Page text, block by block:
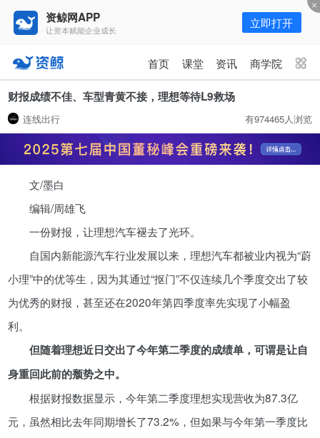
资鲸网APP
让资本赋能企业成长 立即打开
首页 课堂 资讯 商学院
资讯 课堂 直播 商学院
报告 行业峰会
为你推荐
年入百万，也不一定能看懂“商业
模式”！推荐收藏！
排名第一，年营收170亿，业绩增
速堪称疯狂！
10-16
资鲸精选 | 一分钟简单粗暴秒懂“科
短视频用户规模超2.4亿 商业模式
财报成绩不佳、车型青黄不接，理想等待L9救场
连线出行 有974465人浏览
文/墨白
编辑/周雄飞
一份财报，让理想汽车褪去了光环。
自国内新能源汽车行业发展以来，理想汽车都被业内视为“蔚
小理”中的优等生，因为其通过“抠门”不仅连续几个季度交出了较
为优秀的财报，甚至还在2020年第四季度率先实现了小幅盈
利。
但随着理想近日交出了今年第二季度的成绩单，可谓是让自
身重回此前的颓势之中。
根据财报数据显示，今年第二季度理想实现营收为87.3亿
元，虽然相比去年同期增长了73.2%，但如果与今年第一季度比